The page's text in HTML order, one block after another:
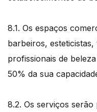
8.1. Os espaços
barbeiros,
profissionais de
50% da sua
8.2. Os serviços